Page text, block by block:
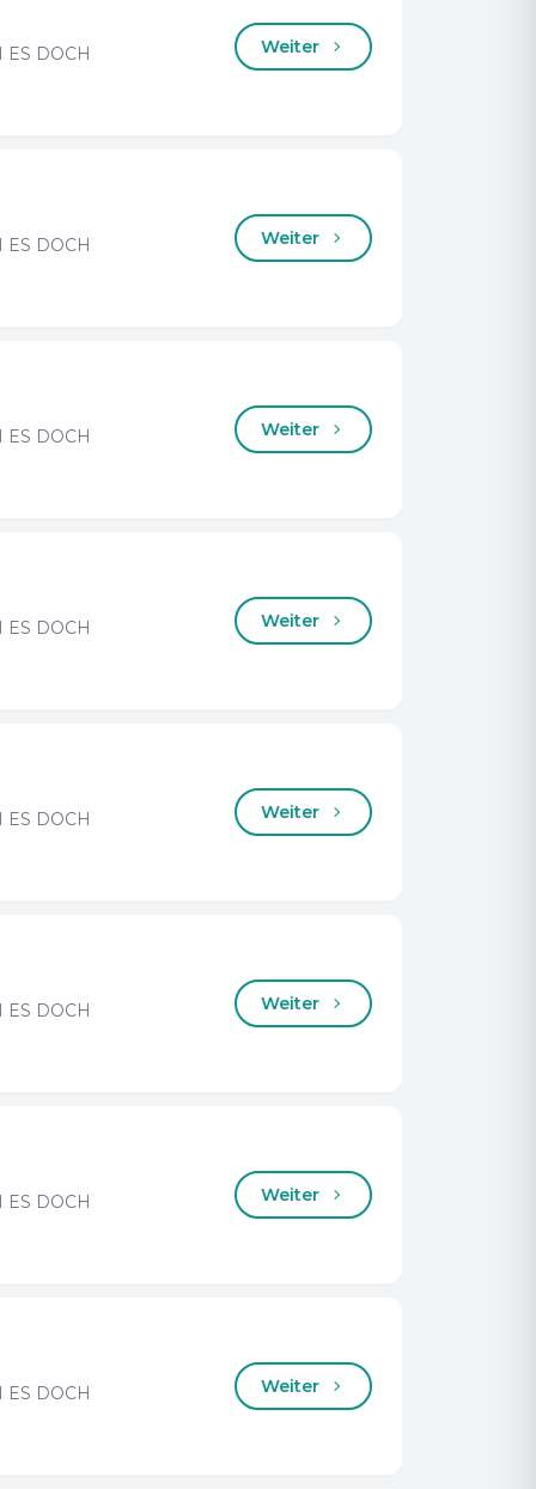
ES DOCH
Weiter
ES DOCH
Weiter
ES DOCH
Weiter
ES DOCH
Weiter
ES DOCH
Weiter
ES DOCH
Weiter
ES DOCH
Weiter
ES DOCH
Weiter